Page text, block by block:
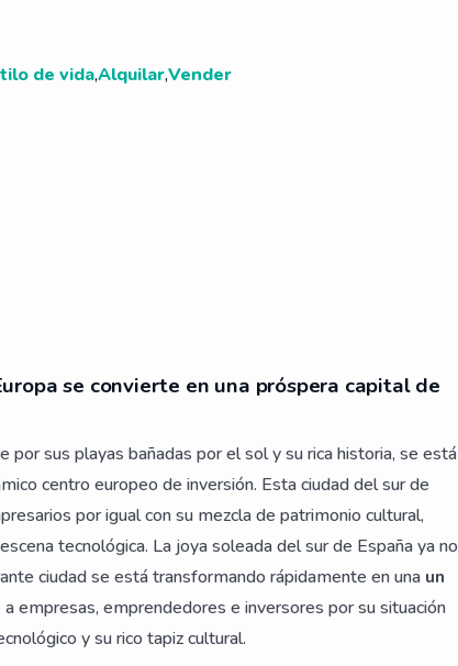
de vida,Alquilar,Vender
se convierte en una próspera capital de
por sus playas bañadas por el sol y su rica historia, se está
centro europeo de inversión. Esta ciudad del sur de
por igual con su mezcla de patrimonio cultural,
tecnológica. La joya soleada del sur de España ya no
ciudad se está transformando rápidamente en una un
a empresas, emprendedores e inversores por su situación
y su rico tapiz cultural.